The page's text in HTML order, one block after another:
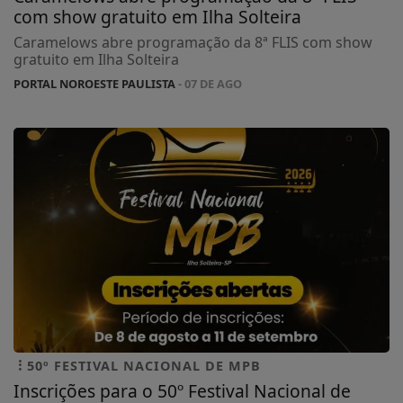
com show gratuito em Ilha Solteira
Caramelows abre programação da 8ª FLIS com show
gratuito em Ilha Solteira
PORTAL NOROESTE PAULISTA- 07 DE AGO
50º FESTIVAL NACIONAL DE MPB
Inscrições para o 50º Festival Nacional de